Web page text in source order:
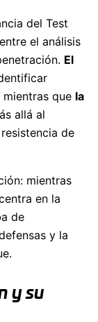
del Test
el análisis
El
que la
allá al
de
mientras
en la
de
y la
y su